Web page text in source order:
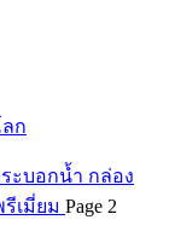
ก
ะบอกน้ำ กล่อง
เมี่ยม Page 2